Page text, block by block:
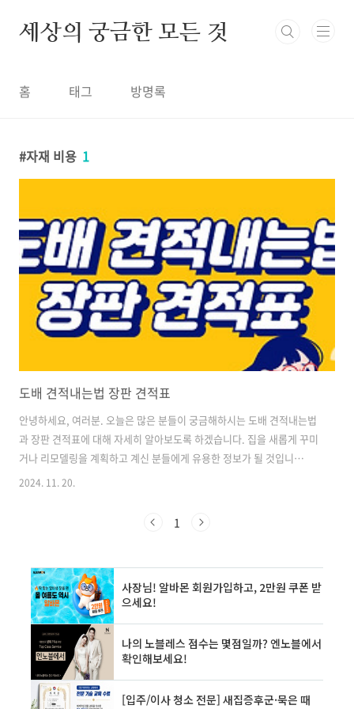
세상의 궁금한 모든 것
홈 태그 방명록
자재 비용 1
도배 견적내는법 장판 견적표
안녕하세요, 여러분. 오늘은 많은 분들이 궁금해하시는 도배 견적내는법
과 장판 견적표에 대해 자세히 알아보도록 하겠습니다. 집을 새롭게 꾸미
거나 리모델링을 계획하고 계신 분들에게 유용한 정보가 될 것입니
다. 도배 견적 산출의 기본 원리 도배 견적을 내는 기본 원리는 생각보
산 도배 면적을 계산하는 방법은 다음과 같습니다. - 아파트의 경우: 분양
니다. 따라서 필요한 도배지 롤 수는 다음과 같이 계산합니다. 필요한 도
배지 롤 수 = 도배 면적 ÷ 5 3. 인건비 및 부자재..
2024. 11. 20.
1